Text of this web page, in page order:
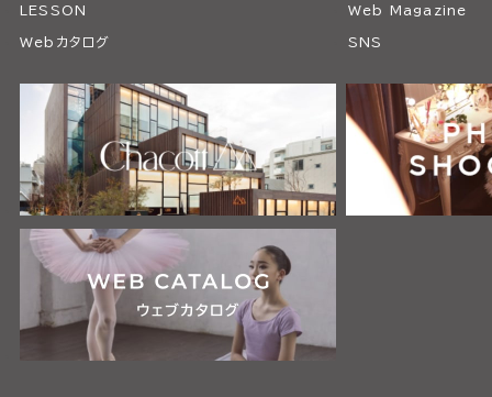
LESSON Web Magazine
Webカタログ SNS